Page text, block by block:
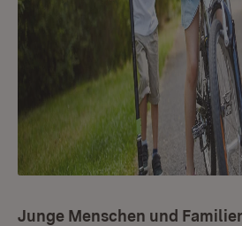
Junge Menschen und